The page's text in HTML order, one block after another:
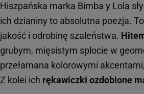
Hiszpańska marka Bimba y Lola
ich dzianiny to absolutna poezja.
jakość i odrobinę szaleństwa.
grubym, mięsistym splocie w
przełamana kolorowymi
Z kolei ich rękawiczki ozdobione